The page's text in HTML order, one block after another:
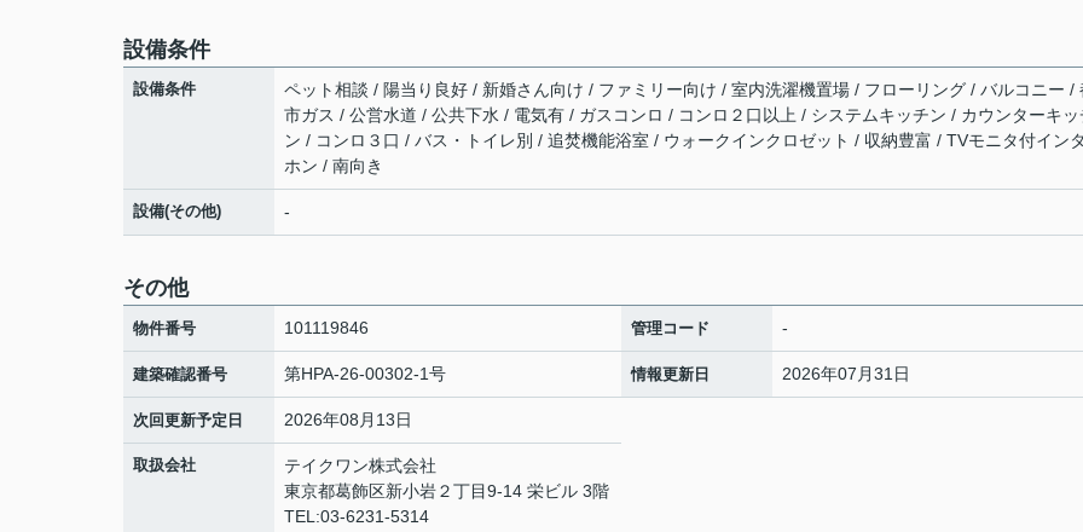
設備条件
設備条件
ペット相談 / 陽当り良好 / 新婚さん向け / ファミリー向け / 室内洗濯機置場 / フローリング / バルコニー /
市ガス / 公営水道 / 公共下水 / 電気有 / ガスコンロ / コンロ２口以上 / システムキッチン / カウンターキッ
ン / コンロ３口 / バス・トイレ別 / 追焚機能浴室 / ウォークインクロゼット / 収納豊富 / TVモニタ付イン
ホン / 南向き
設備(その他) -
その他
物件番号 101119846 管理コード -
建築確認番号 第HPA-26-00302-1号 情報更新日 2026年07月31日
次回更新予定日 2026年08月13日
取扱会社
テイクワン株式会社
東京都葛飾区新小岩２丁目9-14 栄ビル 3階
TEL:03-6231-5314